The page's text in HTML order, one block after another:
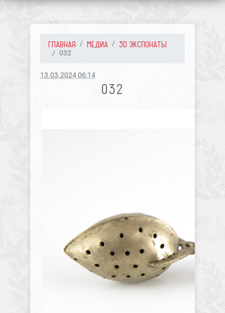
ГЛАВНАЯ МЕДИА 3D ЭКСПОНАТЫ
032
13.03.2024 06:14
032